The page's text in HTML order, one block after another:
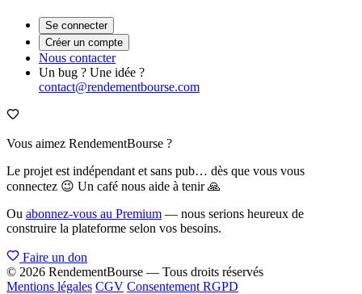
Se connecter
Créer un compte
Nous contacter
Un bug ? Une idée ?
contact@rendementbourse.com
Vous aimez RendementBourse ?
Le projet est indépendant et sans pub… dès que vous vous
connectez 😉 Un café nous aide à tenir 🙏
Ou abonnez-vous au Premium — nous serions heureux de
construire la plateforme selon vos besoins.
Faire un don
© 2026 RendementBourse — Tous droits réservés
Mentions légales CGV Consentement RGPD